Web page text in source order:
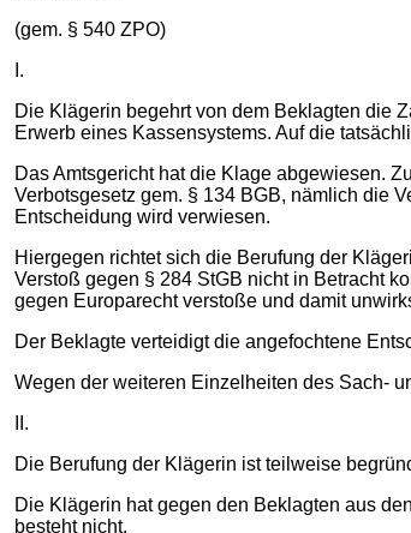
(gem. § 540 ZPO)
I.
Die Klägerin begehrt von dem Beklagten die
Erwerb eines Kassensystems. Auf die
Das Amtsgericht hat die Klage abgewiesen.
Verbotsgesetz gem. § 134 BGB, nämlich die
Entscheidung wird verwiesen.
Hiergegen richtet sich die Berufung der
Verstoß gegen § 284 StGB nicht in Betracht
gegen Europarecht verstoße und damit
Der Beklagte verteidigt die angefochtene
Wegen der weiteren Einzelheiten des Sach-
II.
Die Berufung der Klägerin ist teilweise
Die Klägerin hat gegen den Beklagten aus
besteht nicht.